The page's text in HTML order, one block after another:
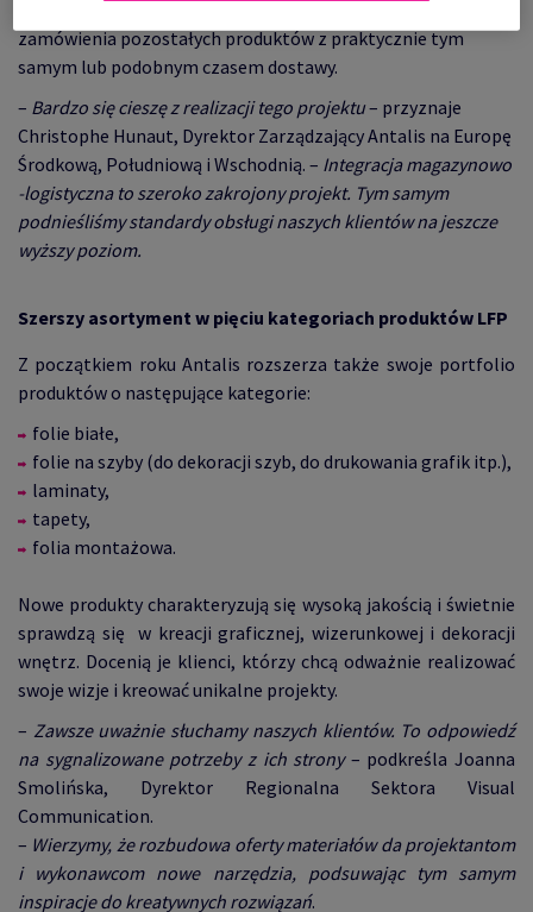
zamówienia pozostałych produktów z praktycznie tym
samym lub podobnym czasem dostawy.
– Bardzo się cieszę z realizacji tego projektu– przyznaje
Christophe Hunaut, Dyrektor Zarządzający Antalis na Europę
Środkową, Południową i Wschodnią. – Integracja magazynowo
-logistyczna to szeroko zakrojony projekt. Tym samym
podnieśliśmy standardy obsługi naszych klientów na jeszcze
wyższy poziom.
Szerszy asortyment w pięciu kategoriach produktów LFP
Z początkiem roku Antalis rozszerza także swoje portfolio
produktów o następujące kategorie:
folie białe,
folie na szyby (do dekoracji szyb, do drukowania grafik itp.),
laminaty,
tapety,
folia montażowa.
Nowe produkty charakteryzują się wysoką jakością i świetnie
sprawdzą się w kreacji graficznej, wizerunkowej i dekoracji
wnętrz. Docenią je klienci, którzy chcą odważnie realizować
swoje wizje i kreować unikalne projekty.
– Zawsze uważnie słuchamy naszych klientów. To odpowiedź
na sygnalizowane potrzeby z ich strony– podkreśla Joanna
Smolińska, Dyrektor Regionalna Sektora Visual
Communication.
– Wierzymy, że rozbudowa oferty materiałów da projektantom
i wykonawcom nowe narzędzia, podsuwając tym samym
inspiracje do kreatywnych rozwiązań.